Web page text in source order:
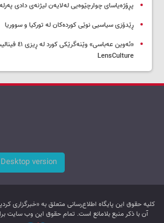
پڕۆژەیاسای چوارچێوەیی لەلایەن لیژنەی دادی
ڕێدۆزی سیاسیی نوێی کوردەکان لە تورکیا و سووریا
«ئەوین
LensCulture
Desktop version
کليه حقوق اين پایگاه اطلاع‌رسانی متعلق به «خبرگزاری
آن با ذکر منبع بلامانع است. تمام حقوق این وب سایت